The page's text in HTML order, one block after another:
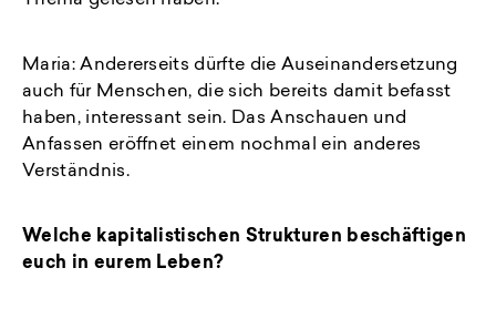
Maria: Andererseits dürfte die Auseinandersetzung
auch für Menschen, die sich bereits damit befasst
haben, interessant sein. Das Anschauen und
Anfassen eröffnet einem nochmal ein anderes
Verständnis.
Welche kapitalistischen Strukturen beschäftigen
euch in eurem Leben?